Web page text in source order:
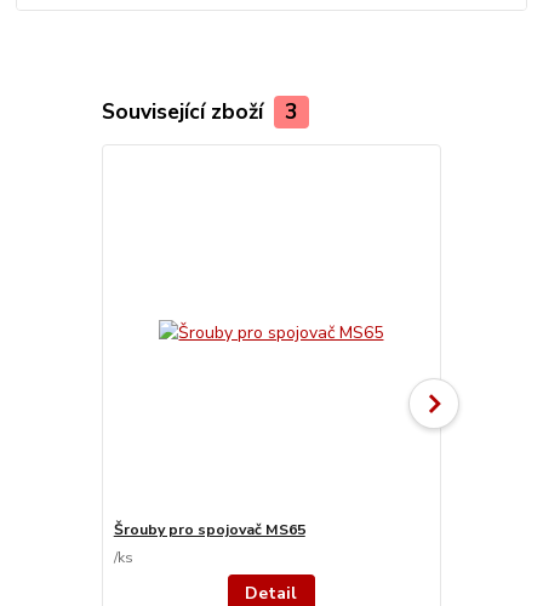
Související zboží 3
Šrouby pro spojovač MS65
/ks
Detail